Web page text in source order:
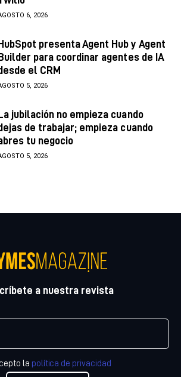
6, 2026
presenta Agent Hub y Agent
para coordinar agentes de IA
el CRM
5, 2026
jubilación no empieza cuando
de trabajar; empieza cuando
tu negocio
5, 2026
a nuestra revista
la política de privacidad